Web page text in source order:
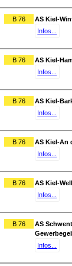
B 76
AS Kiel-
Infos...
B 76
AS Kiel-
Infos...
B 76
AS Kiel-
Infos...
B 76
AS Kiel-An
Infos...
B 76
AS Kiel-
Infos...
B 76
AS
Infos...